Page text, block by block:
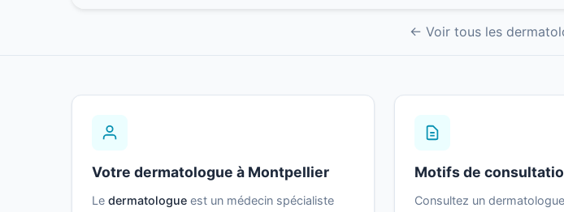
← Voir tous les
Votre dermatologue à Montpellier
Le dermatologue est un médecin spécialiste
Motifs de
Consultez un